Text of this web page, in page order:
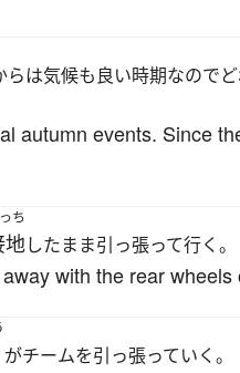
は気候も良い時期なので
autumn events. Since
ち
地したまま引っ張って行く。
with the rear wheels
がチームを引っ張っていく。